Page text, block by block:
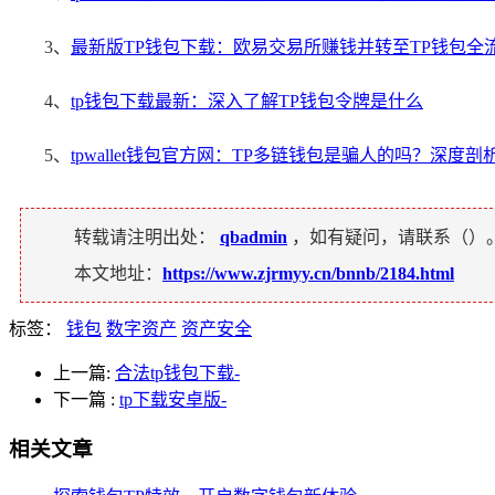
3、 最新版TP钱包下载：欧易交易所赚钱并转至TP钱包全
4、 tp钱包下载最新：深入了解TP钱包令牌是什么
5、 tpwallet钱包官方网：TP多链钱包是骗人的吗？深度剖
转载请注明出处： qbadmin ，如有疑问，请联系（）。
本文地址： https://www.zjrmyy.cn/bnnb/2184.html
标签： 钱包 数字资产 资产安全
上一篇: 合法tp钱包下载-
下一篇 : tp下载安卓版-
相关文章